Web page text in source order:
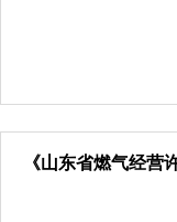
《山东省燃气经营